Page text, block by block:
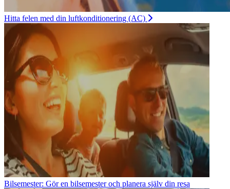
Hitta felen med din luftkonditionering (AC)
Bilsemester: Gör en bilsemester och planera själv din resa